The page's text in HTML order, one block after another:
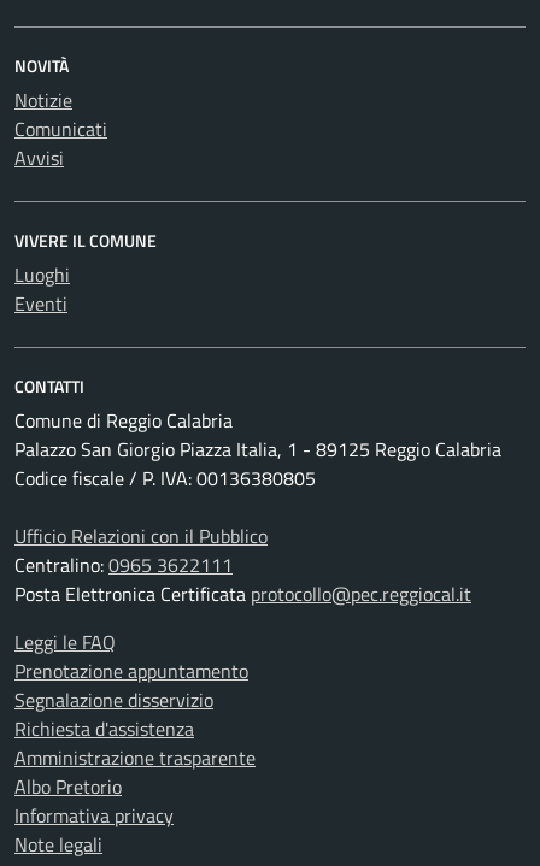
NOVITÀ
Notizie
Comunicati
Avvisi
VIVERE IL COMUNE
Luoghi
Eventi
CONTATTI
Comune di Reggio Calabria
Palazzo San Giorgio Piazza Italia, 1 - 89125 Reggio Calabria
Codice fiscale / P. IVA: 00136380805
Ufficio Relazioni con il Pubblico
Centralino:0965 3622111
Posta Elettronica Certificata protocollo@pec.reggiocal.it
Leggi le FAQ
Prenotazione appuntamento
Segnalazione disservizio
Richiesta d'assistenza
Amministrazione trasparente
Albo Pretorio
Informativa privacy
Note legali